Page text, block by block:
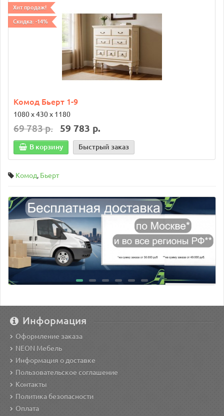
Хит продаж!
Скидка: -14%
Комод Бьерт 1-9
1080 х 430 х 1180
69 783 р. 59 783 р.
В корзину Быстрый заказ
Комод, Бьерт
Информация
Оформление заказа
NEON Мебель
Информация о доставке
Пользовательское соглашение
Контакты
Политика безопасности
Оплата